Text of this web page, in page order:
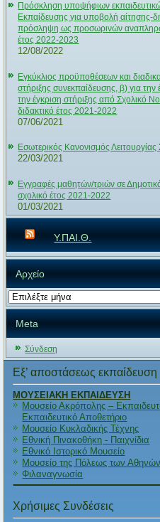
Πρόσκληση υποψήφιων
Εκπαίδευσης για υποβολή αίτησης-
πρόσληψη ως προσωρινών
έτος 2022-2023
12/08/2022
Εγκύκλιος προϋποθέσεων και
στήριξης συνεκπαίδευσης, β) για
την έγκριση στήριξης από Σχολικό
διδακτικό έτος 2021-2022
07/06/2021
Εσωτερικός Κανονισμός
22/03/2021
Εγγραφές μαθητών/τριών σε
σχολικό έτος 2021-2022
01/03/2021
Υ.ΠΑΙ.Θ.
Αρχείο
Αρχείο
Meta
Σύνδεση
Εξ’ αποστάσεως εκπαίδευση
ΜΟΥΣΕΙΑΚΗ ΕΚΠΑΙΔΕΥΣΗ
Μουσείο Ακρόπολης –
Εκπαιδευτικό Αποθετήριο
Μουσείο Κυκλαδικής Τέχνης
Εθνική Πινακοθήκη - Παιχνίδια
Εθνικό Ιστορικό Μουσείο
Μουσείο της Πόλεως των
Φιλαναγνωσία
Χρήσιμες Συνδέσεις